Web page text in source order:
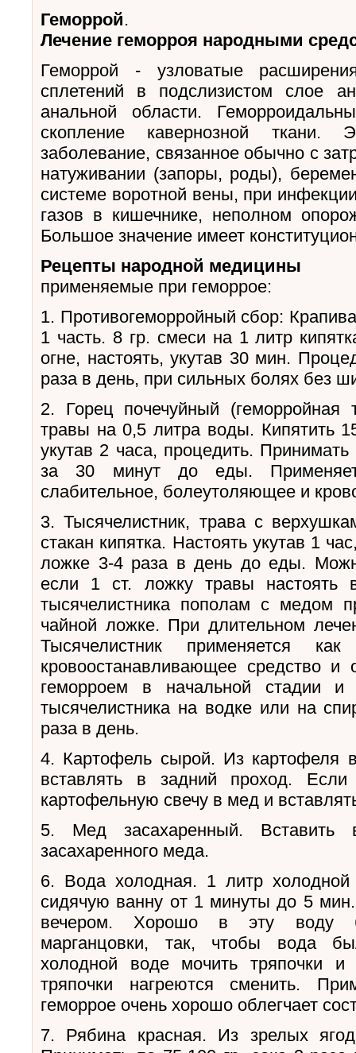
Геморрой.
Лечение геморроя народными
Геморрой - узловатые
сплетений в подслизистом слое
анальной области.
скопление кавернозной ткани.
заболевание, связанное обычно с
натуживании (запоры, роды),
системе воротной вены, при
газов в кишечнике, неполном
Большое значение имеет
Рецепты народной медицины
применяемые при геморрое:
1. Противогеморройный сбор:
1 часть. 8 гр. смеси на 1 литр
огне, настоять, укутав 30 мин.
раза в день, при сильных болях без
2. Горец почечуйный
травы на 0,5 литра воды. Кипятить
укутав 2 часа, процедить.
за 30 минут до еды.
слабительное, болеутоляющее и
3. Тысячелистник, трава с
стакан кипятка. Настоять укутав 1
ложке 3-4 раза в день до еды.
если 1 ст. ложку травы
тысячелистника пополам с медом
чайной ложке. При длительном
Тысячелистник применяется
кровоостанавливающее средство
геморроем в начальной стадии и
тысячелистника на водке или на
раза в день.
4. Картофель сырой. Из картофеля
вставлять в задний проход.
картофельную свечу в мед и
5. Мед засахаренный. Вставить
засахаренного меда.
6. Вода холодная. 1 литр
сидячую ванну от 1 минуты до 5
вечером. Хорошо в эту воду
марганцовки, так, чтобы вода
холодной воде мочить тряпочки
тряпочки нагреются сменить.
геморрое очень хорошо облегчает
7. Рябина красная. Из зрелых